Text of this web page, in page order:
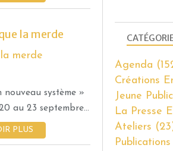
AGENDA
la merde
système »
au 23 septembre...
PLUS
Agenda
Créations
Jeune Public
La Presse
Ateliers
Publications